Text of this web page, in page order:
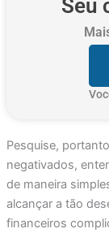
Seu
Pesquise,
negativados,
de maneira
alcançar a tão
financeiros